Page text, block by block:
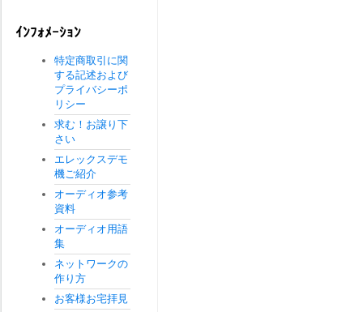
ｲﾝﾌｫﾒｰｼｮﾝ
特定商取引に関
する記述および
プライバシーポ
リシー
求む！お譲り下
さい
エレックスデモ
機ご紹介
オーディオ参考
資料
オーディオ用語
集
ネットワークの
作り方
お客様お宅拝見